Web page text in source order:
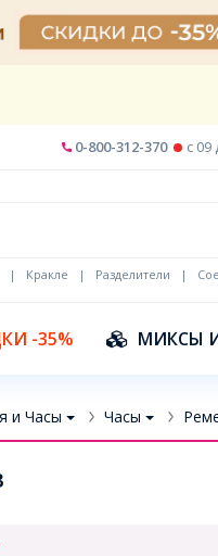
0-800-312-370 c 09
| Кракле | Разделители |
-35% МИКСЫ
и Часы Часы